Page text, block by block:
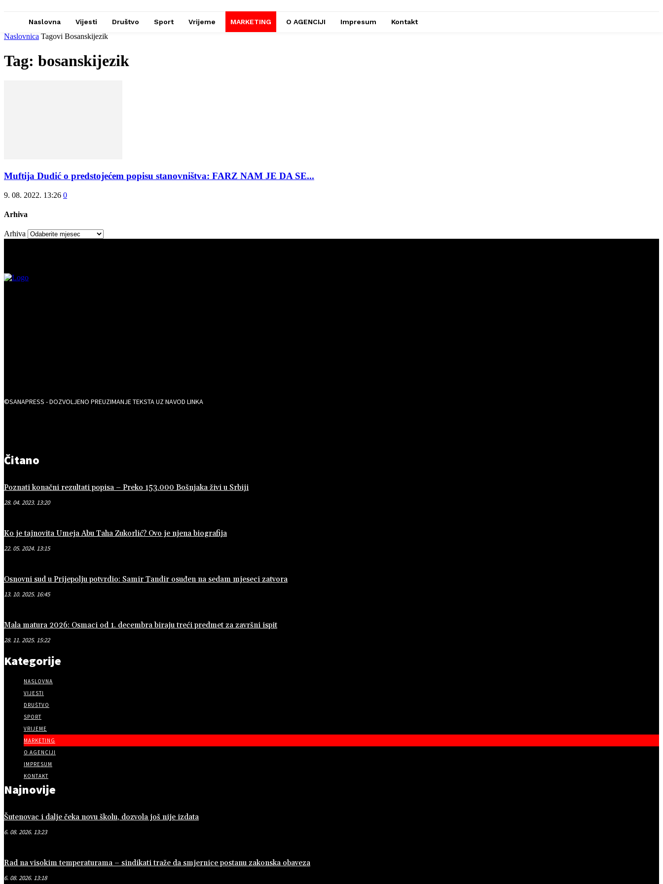
Naslovna Vijesti Društvo Sport Vrijeme MARKETING O AGENCIJI Impresum Kontakt
Naslovnica Tagovi Bosanskijezik
Tag: bosanskijezik
Muftija Dudić o predstojećem popisu stanovništva: FARZ NAM JE DA SE...
9. 08. 2022. 13:26 0
Arhiva
Arhiva
©SANAPRESS - DOZVOLJENO PREUZIMANJE TEKSTA UZ NAVOD LINKA
Čitano
Poznati konačni rezultati popisa – Preko 153.000 Bošnjaka živi u Srbiji
28. 04. 2023. 13:20
Ko je tajnovita Umeja Abu Taha Zukorlić? Ovo je njena biografija
22. 05. 2024. 13:15
Osnovni sud u Prijepolju potvrdio: Samir Tandir osuđen na sedam mjeseci zatvora
13. 10. 2025. 16:45
Mala matura 2026: Osmaci od 1. decembra biraju treći predmet za završni ispit
28. 11. 2025. 15:22
Kategorije
NASLOVNA
VIJESTI
DRUŠTVO
SPORT
VRIJEME
MARKETING
O AGENCIJI
IMPRESUM
KONTAKT
Najnovije
Šutenovac i dalje čeka novu školu, dozvola još nije izdata
6. 08. 2026. 13:23
Rad na visokim temperaturama – sindikati traže da smjernice postanu zakonska obaveza
6. 08. 2026. 13:18